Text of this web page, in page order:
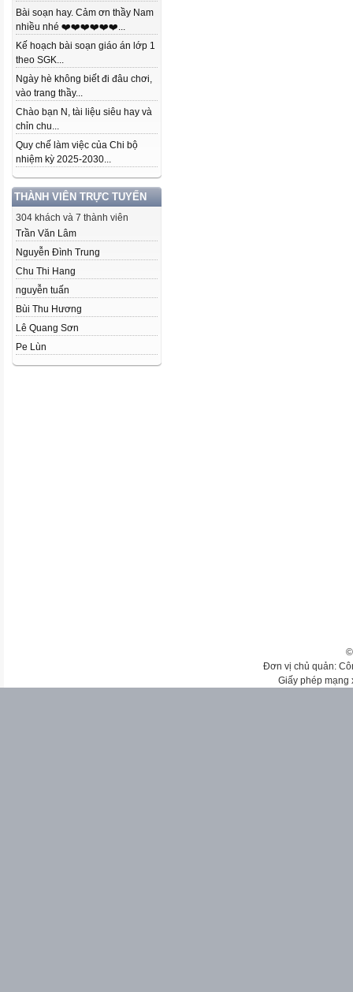
Bài soạn hay. Cảm ơn thầy Nam
nhiều nhé ❤️❤️❤️❤️❤️❤️...
Kế hoạch bài soạn giáo án lớp 1
theo SGK...
Ngày hè không biết đi đâu chơi,
vào trang thầy...
Chào bạn N, tài liệu siêu hay và
chỉn chu...
Quy chế làm việc của Chi bộ
nhiệm kỳ 2025-2030...
THÀNH VIÊN TRỰC TUYẾN
304 khách và 7 thành viên
Trần Văn Lâm
Nguyễn Đình Trung
Chu Thi Hang
nguyễn tuấn
Bùi Thu Hương
Lê Quang Sơn
Pe Lùn
Đơn vị chủ quản:
Giấy phép mạng